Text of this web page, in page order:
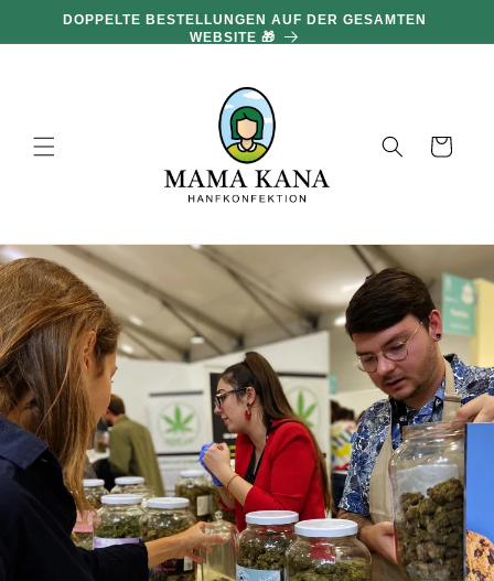
und zumDOPPELTE BESTELLUNGEN AUF DER GESAMTEN
WEBSITE 🎁
Warenkorb